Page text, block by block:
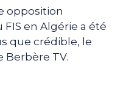
opposition
en Algérie a été
que crédible, le
Berbère TV.